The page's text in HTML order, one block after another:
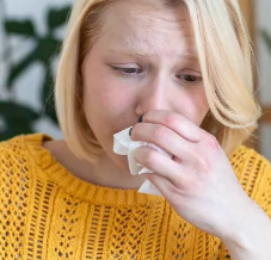
wiśnia i jej płatki